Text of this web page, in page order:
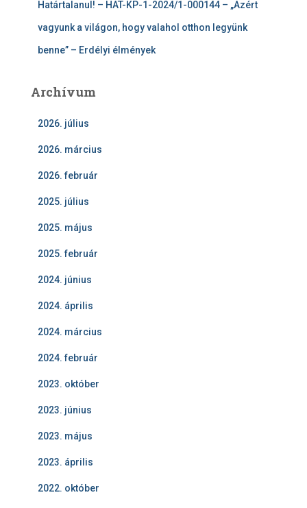
Határtalanul! – HAT-KP-1-2024/1-000144 – „Azért
vagyunk a világon, hogy valahol otthon legyünk
benne” – Erdélyi élmények
Archívum
2026. július
2026. március
2026. február
2025. július
2025. május
2025. február
2024. június
2024. április
2024. március
2024. február
2023. október
2023. június
2023. május
2023. április
2022. október